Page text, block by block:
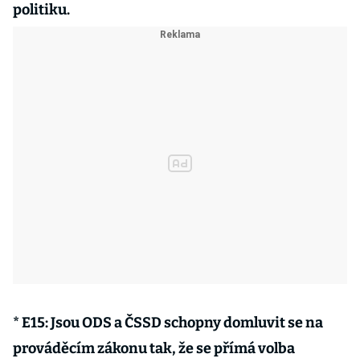
politiku.
* E15: Jsou ODS a ČSSD schopny domluvit se na
prováděcím zákonu tak, že se přímá volba